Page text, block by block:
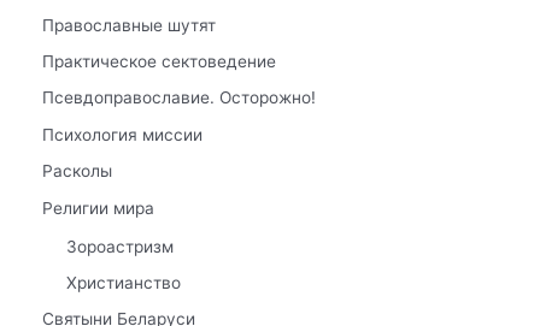
Православные шутят
Практическое сектоведение
Псевдоправославие. Осторожно!
Психология миссии
Расколы
Религии мира
Зороастризм
Христианство
Святыни Беларуси